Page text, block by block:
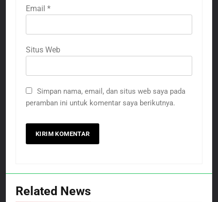
Email *
Situs Web
Simpan nama, email, dan situs web saya pada
peramban ini untuk komentar saya berikutnya.
Related News